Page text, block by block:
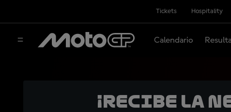
Tickets Hospitality
Calendario
¡Recibe la